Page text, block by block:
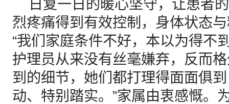
日复一日的暖心坚守，让患者
烈疼痛得到有效控制，身体状态
“我们家庭条件不好，本以为得不
护理员从来没有丝毫嫌弃，反而
到的细节，她们都打理得面面俱
动、特别踏实。”家属由衷感慨。